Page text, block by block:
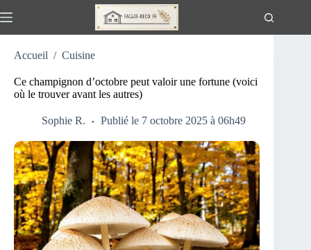
au
Accueil / Cuisine
Ce champignon d’octobre peut valoir une fortune (voici
où le trouver avant les autres)
Sophie R. Publié le 7 octobre 2025 à 06h49